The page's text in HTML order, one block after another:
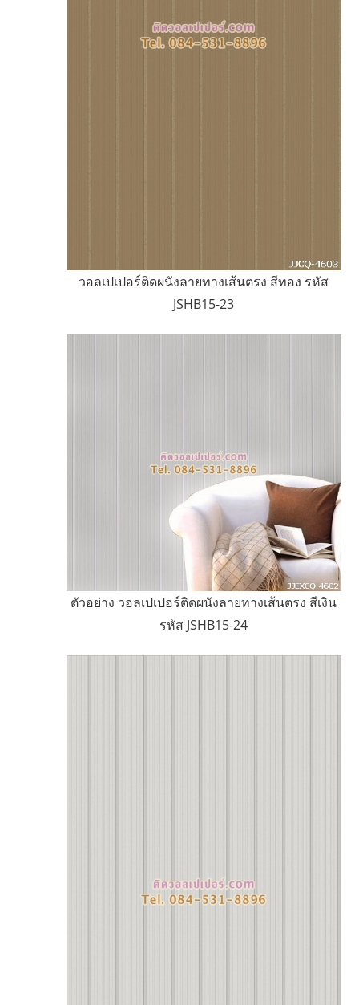
วอลเปเปอร์ติดผนังลายทางเส้นตรง สีทอง รหัส
JSHB15-23
ตัวอย่าง วอลเปเปอร์ติดผนังลายทางเส้นตรง สีเงิน
รหัส JSHB15-24